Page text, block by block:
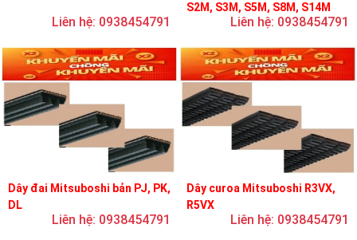
Liên hệ: 0938454791
S2M, S3M, S5M, S8M, S14M
Liên hệ: 0938454791
Dây đai Mitsuboshi bản PJ, PK,
DL
Liên hệ: 0938454791
Dây curoa Mitsuboshi R3VX,
R5VX
Liên hệ: 0938454791